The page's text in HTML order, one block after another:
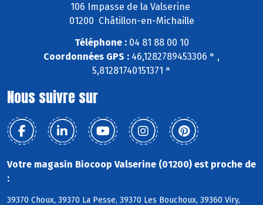
106 Impasse de la Valserine
01200 Châtillon-en-Michaille
Téléphone :04 81 88 00 10
Coordonnées GPS : 46,1282789453306 ° ,
5,81281740151371 °
Nous suivre sur
Votre magasin Biocoop Valserine (01200) est proche de
:
39370 Choux, 39370 La Pesse, 39370 Les Bouchoux, 39360 Viry,